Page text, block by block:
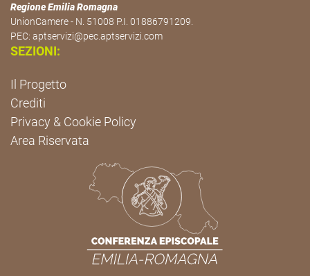
Regione Emilia Romagna
UnionCamere - N. 51008 P.I. 01886791209.
PEC: aptservizi@pec.aptservizi.com
SEZIONI:
Il Progetto
Crediti
Privacy & Cookie Policy
Area Riservata